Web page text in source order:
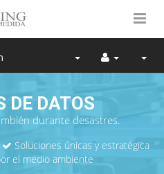
DE DATOS
durante desastres.
Soluciones únicas y estratégica
el medio ambiente